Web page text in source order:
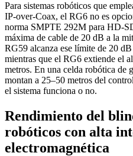
Para sistemas robóticos que
IP-over-Coax, el RG6 no es
norma SMPTE 292M para HD-
máxima de cable de 20 dB a la
RG59 alcanza ese límite de 20
mientras que el RG6 extiende el
metros. En una celda robótica de
montan a 25–50 metros del
el sistema funciona o no.
Rendimiento del
robóticos con alta
electromagnética